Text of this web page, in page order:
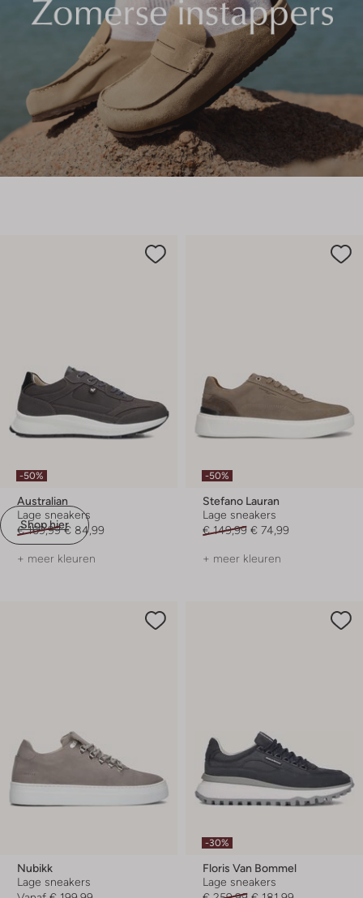
Shop hier
-50%
Australian
Lage sneakers
€ 169,99 € 84,99
+ meer kleuren
-50%
Stefano Lauran
Lage sneakers
€ 149,99 € 74,99
+ meer kleuren
Nubikk
Lage sneakers
-30%
Floris Van Bommel
Lage sneakers